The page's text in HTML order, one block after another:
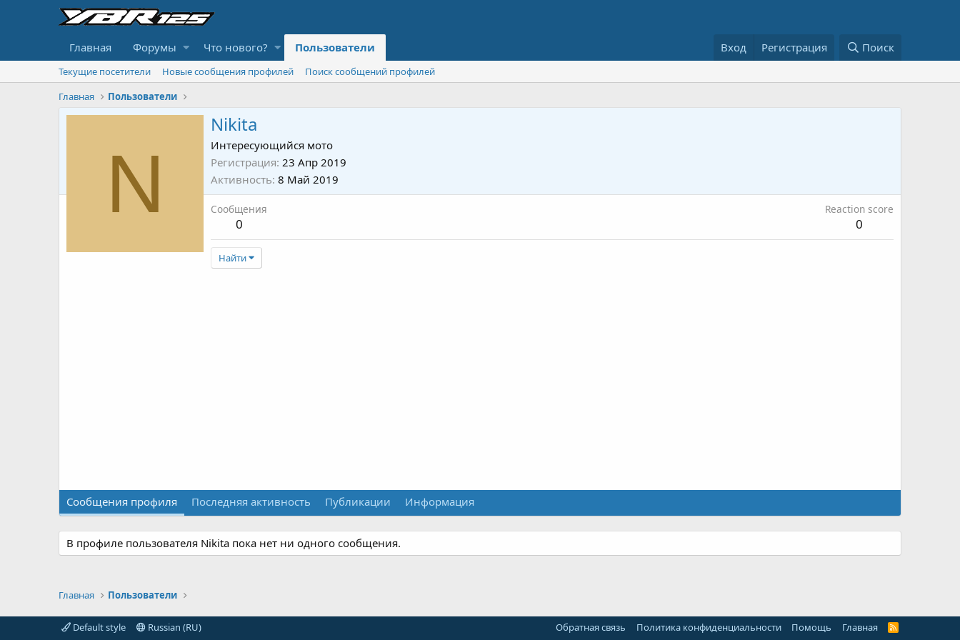
Главная Форумы Что нового? Пользователи Вход Регистрация Поиск
Текущие посетители Новые сообщения профилей
Поиск сообщений профилей
Главная
Пользователи
N
Nikita
Интересующийся мото
Регистрация 23 Апр 2019
Активность 8 Май 2019
Сообщения
0
Reaction score
0
Найти
Сообщения профиля Последняя активность Публикации Информация
В профиле пользователя Nikita пока нет ни одного сообщения.
Главная Пользователи
Default style Russian (RU) Обратная связь Политика конфиденциальности Помощь Главная
R